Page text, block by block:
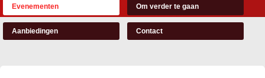
Evenementen Om verder te gaan
Aanbiedingen Contact